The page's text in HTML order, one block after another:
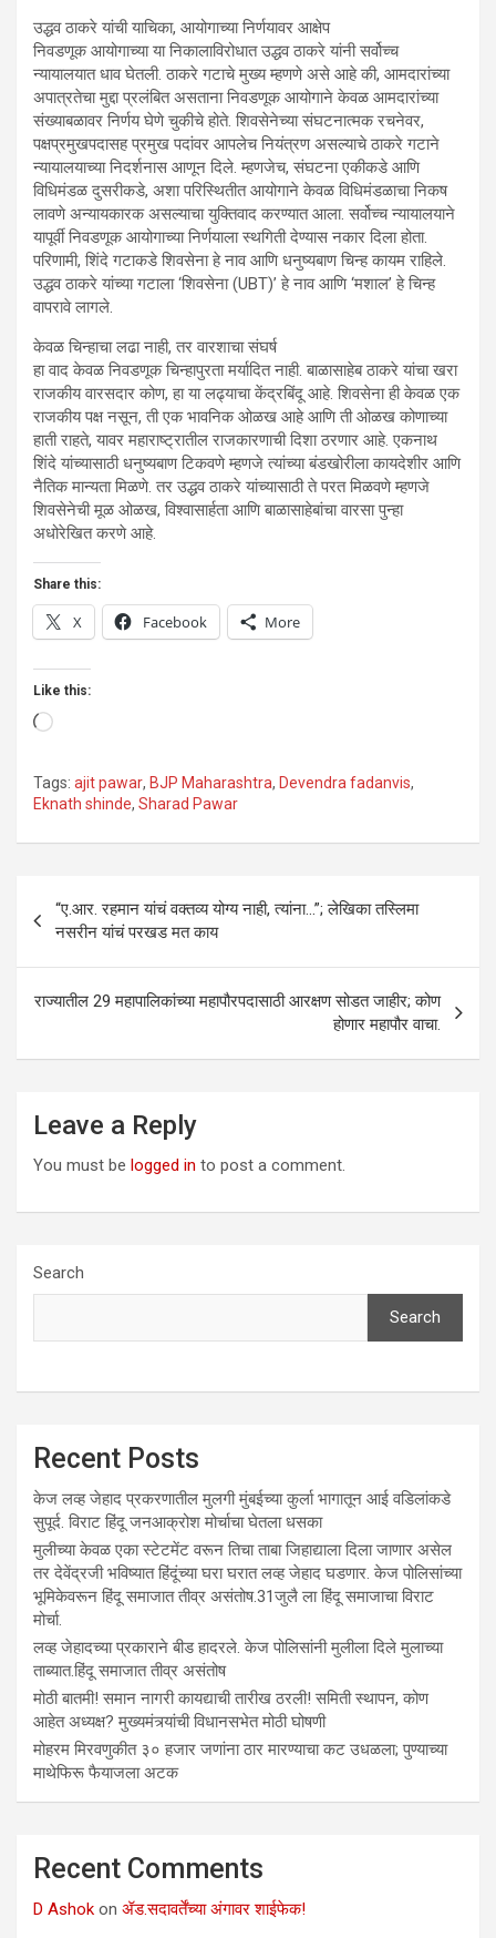
उद्धव ठाकरे यांची याचिका, आयोगाच्या निर्णयावर आक्षेप
निवडणूक आयोगाच्या या निकालाविरोधात उद्धव ठाकरे यांनी सर्वोच्च
न्यायालयात धाव घेतली. ठाकरे गटाचे मुख्य म्हणणे असे आहे की, आमदारांच्या
अपात्रतेचा मुद्दा प्रलंबित असताना निवडणूक आयोगाने केवळ आमदारांच्या
संख्याबळावर निर्णय घेणे चुकीचे होते. शिवसेनेच्या संघटनात्मक रचनेवर,
पक्षप्रमुखपदासह प्रमुख पदांवर आपलेच नियंत्रण असल्याचे ठाकरे गटाने
न्यायालयाच्या निदर्शनास आणून दिले. म्हणजेच, संघटना एकीकडे आणि
विधिमंडळ दुसरीकडे, अशा परिस्थितीत आयोगाने केवळ विधिमंडळाचा निकष
लावणे अन्यायकारक असल्याचा युक्तिवाद करण्यात आला. सर्वोच्च न्यायालयाने
यापूर्वी निवडणूक आयोगाच्या निर्णयाला स्थगिती देण्यास नकार दिला होता.
परिणामी, शिंदे गटाकडे शिवसेना हे नाव आणि धनुष्यबाण चिन्ह कायम राहिले.
उद्धव ठाकरे यांच्या गटाला ‘शिवसेना (UBT)’ हे नाव आणि ‘मशाल’ हे चिन्ह
वापरावे लागले.
केवळ चिन्हाचा लढा नाही, तर वारशाचा संघर्ष
हा वाद केवळ निवडणूक चिन्हापुरता मर्यादित नाही. बाळासाहेब ठाकरे यांचा खरा
राजकीय वारसदार कोण, हा या लढ्याचा केंद्रबिंदू आहे. शिवसेना ही केवळ एक
राजकीय पक्ष नसून, ती एक भावनिक ओळख आहे आणि ती ओळख कोणाच्या
हाती राहते, यावर महाराष्ट्रातील राजकारणाची दिशा ठरणार आहे. एकनाथ
शिंदे यांच्यासाठी धनुष्यबाण टिकवणे म्हणजे त्यांच्या बंडखोरीला कायदेशीर आणि
नैतिक मान्यता मिळणे. तर उद्धव ठाकरे यांच्यासाठी ते परत मिळवणे म्हणजे
शिवसेनेची मूळ ओळख, विश्वासार्हता आणि बाळासाहेबांचा वारसा पुन्हा
अधोरेखित करणे आहे.
Share this:
X Facebook More
Like this:
Loading…
Tags: ajit pawar, BJP Maharashtra, Devendra fadanvis,
Eknath shinde, Sharad Pawar
navigation
“ए.आर. रहमान यांचं वक्तव्य योग्य नाही, त्यांना…”; लेखिका तस्लिमा
नसरीन यांचं परखड मत काय
राज्यातील 29 महापालिकांच्या महापौरपदासाठी आरक्षण सोडत जाहीर; कोण
होणार महापौर वाचा.
Leave a Reply
You must be logged in to post a comment.
Search
Search
Recent Posts
केज लव्ह जेहाद प्रकरणातील मुलगी मुंबईच्या कुर्ला भागातून आई वडिलांकडे
सुपूर्द. विराट हिंदू जनआक्रोश मोर्चाचा घेतला धसका
मुलीच्या केवळ एका स्टेटमेंट वरून तिचा ताबा जिहाद्याला दिला जाणार असेल
तर देवेंद्रजी भविष्यात हिंदूंच्या घरा घरात लव्ह जेहाद घडणार. केज पोलिसांच्या
भूमिकेवरून हिंदू समाजात तीव्र असंतोष.31जुलै ला हिंदू समाजाचा विराट
मोर्चा.
लव्ह जेहादच्या प्रकाराने बीड हादरले. केज पोलिसांनी मुलीला दिले मुलाच्या
ताब्यात.हिंदू समाजात तीव्र असंतोष
मोठी बातमी! समान नागरी कायद्याची तारीख ठरली! समिती स्थापन, कोण
आहेत अध्यक्ष? मुख्यमंत्र्यांची विधानसभेत मोठी घोषणी
मोहरम मिरवणुकीत ३० हजार जणांना ठार मारण्‍याचा कट उधळला; पुण्‍याच्‍या
माथेफिरू फैयाजला अटक
Recent Comments
D Ashok on ॲड.सदावर्तेंच्या अंगावर शाईफेक!